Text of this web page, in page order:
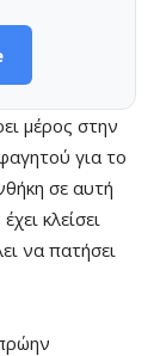
μέρος στην
για το
σε αυτή
κλείσει
να πατήσει